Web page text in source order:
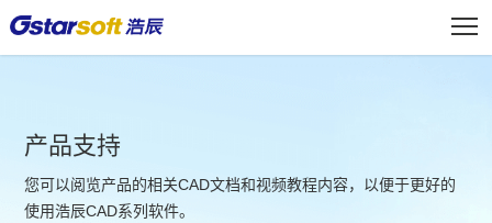
产品支持
您可以阅览产品的相关CAD文档和视频教程内容，以便于更好的
使用浩辰CAD系列软件。